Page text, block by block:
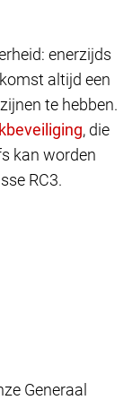
Generaal
enerzijds
altijd een
te hebben.
, die
kan worden
RC3.